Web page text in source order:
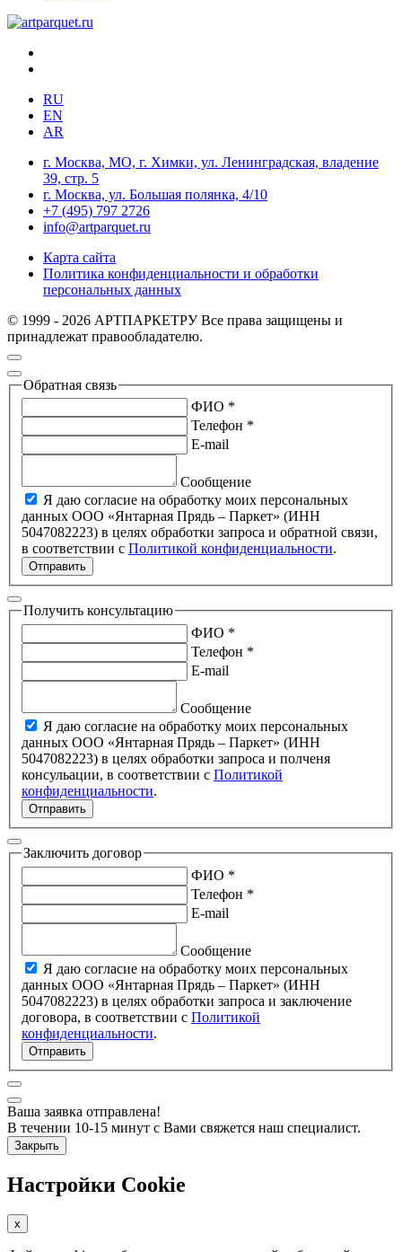
RU
EN
AR
г. Москва, МО, г. Химки, ул. Ленинградская, владение
39, стр. 5
г. Москва, ул. Большая полянка, 4/10
+7 (495) 797 2726
info@artparquet.ru
Карта сайта
Политика конфиденциальности и обработки
персональных данных
© 1999 - 2026 АРТПАРКЕТРУ Все права защищены и
принадлежат правообладателю.
Обратная связь
ФИО *
Телефон *
E-mail
Сообщение
Я даю согласие на обработку моих персональных
данных ООО «Янтарная Прядь – Паркет» (ИНН
5047082223) в целях обработки запроса и обратной связи,
в соответствии с Политикой конфиденциальности.
Отправить
Получить консультацию
ФИО *
Телефон *
E-mail
Сообщение
Я даю согласие на обработку моих персональных
данных ООО «Янтарная Прядь – Паркет» (ИНН
5047082223) в целях обработки запроса и полченя
консульации, в соответствии с Политикой
конфиденциальности.
Отправить
Заключить договор
ФИО *
Телефон *
E-mail
Сообщение
Я даю согласие на обработку моих персональных
данных ООО «Янтарная Прядь – Паркет» (ИНН
5047082223) в целях обработки запроса и заключение
договора, в соответствии с Политикой
конфиденциальности.
Отправить
Ваша заявка отправлена!
В течении 10-15 минут с Вами свяжется наш специалист.
Закрыть
Настройки Cookie
x